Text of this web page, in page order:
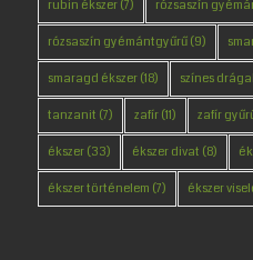
rubin ékszer(7) rózsaszín
rózsaszín gyémántgyűrű(9)
smaragd ékszer(18) színes
tanzanit (7) zafír(11) zafír
ékszer(33) ékszer divat (8)
ékszer történelem (7) ékszer